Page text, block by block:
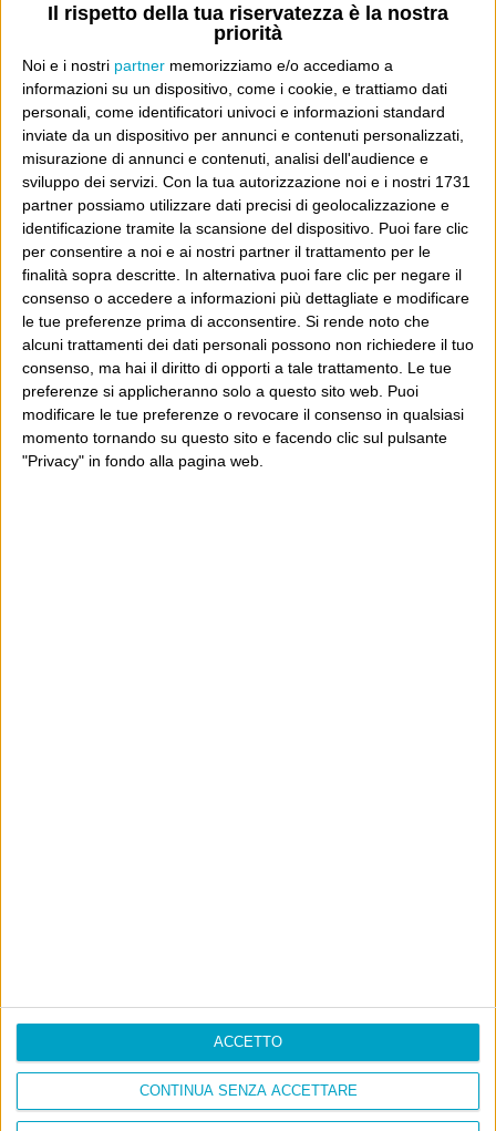
Il rispetto della tua riservatezza è la nostra
priorità
Noi e i nostri partner memorizziamo e/o accediamo a
informazioni su un dispositivo, come i cookie, e trattiamo dati
personali, come identificatori univoci e informazioni standard
inviate da un dispositivo per annunci e contenuti personalizzati,
misurazione di annunci e contenuti, analisi dell'audience e
sviluppo dei servizi. Con la tua autorizzazione noi e i nostri 1731
partner possiamo utilizzare dati precisi di geolocalizzazione e
identificazione tramite la scansione del dispositivo. Puoi fare clic
per consentire a noi e ai nostri partner il trattamento per le
finalità sopra descritte. In alternativa puoi fare clic per negare il
consenso o accedere a informazioni più dettagliate e modificare
le tue preferenze prima di acconsentire. Si rende noto che
alcuni trattamenti dei dati personali possono non richiedere il tuo
consenso, ma hai il diritto di opporti a tale trattamento. Le tue
preferenze si applicheranno solo a questo sito web. Puoi
modificare le tue preferenze o revocare il consenso in qualsiasi
momento tornando su questo sito e facendo clic sul pulsante
"Privacy" in fondo alla pagina web.
CONTINUA SENZA ACCETTARE
ACCETTO